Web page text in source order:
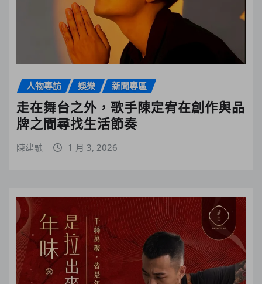
人物專訪 娛樂 新聞專區
走在舞台之外，歌手陳定宥在創作與品
牌之間尋找生活節奏
陳建融 1 月 3, 2026